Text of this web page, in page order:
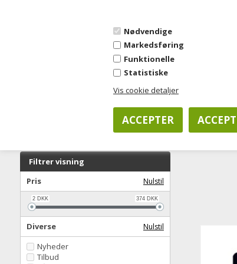
Nødvendige
Markedsføring
Funktionelle
Statistiske
Vis cookie detaljer
KONTORARTIKLER
Filtrer visning
Pris
Nulstil
2DKK 374DKK
Diverse Nulstil
Nyheder
Tilbud